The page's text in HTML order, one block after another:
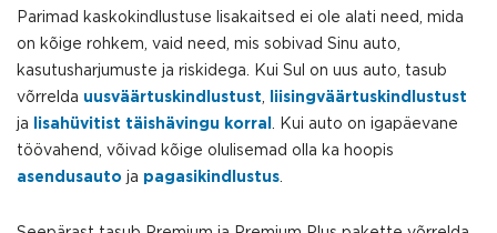
Parimad kaskokindlustuse lisakaitsed ei ole alati need, mida
on kõige rohkem, vaid need, mis sobivad Sinu auto,
kasutusharjumuste ja riskidega. Kui Sul on uus auto, tasub
võrrelda uusväärtuskindlustust
liisingväärtuskindlustust
ja
lisahüvitist täishävingu korral
. Kui auto on igapäevane
töövahend, võivad kõige olulisemad olla ka hoopis
asendusauto ja pagasikindlustus